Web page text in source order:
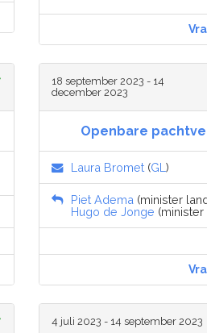
18 september 2023 - 14
december 2023
Openbare
Laura Bromet (GL )
Piet Adema (minister
Hugo de Jonge
4 juli 2023 - 14 september 2023